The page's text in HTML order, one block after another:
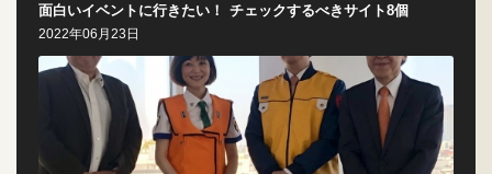
面白いイベントに行きたい！ チェックするべきサイト8個
2022年06月23日